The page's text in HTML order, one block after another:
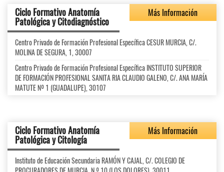
Ciclo Formativo Anatomía
Patológica y Citodiagnóstico
Más Información
Centro Privado de Formación Profesional Específica CESUR MURCIA, C/.
MOLINA DE SEGURA, 1, 30007
Centro Privado de Formación Profesional Específica INSTITUTO SUPERIOR
DE FORMACIÓN PROFESIONAL SANITA RIA CLAUDIO GALENO, C/. ANA MARÍA
MATUTE Nº 1 (GUADALUPE), 30107
Ciclo Formativo Anatomía
Patológica y Citología
Más Información
Instituto de Educación Secundaria RAMÓN Y CAJAL, C/. COLEGIO DE